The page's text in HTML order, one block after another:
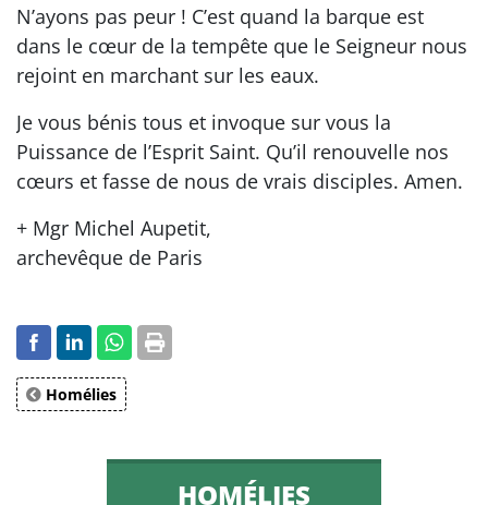
N’ayons pas peur ! C’est quand la barque est
dans le cœur de la tempête que le Seigneur nous
rejoint en marchant sur les eaux.
Je vous bénis tous et invoque sur vous la
Puissance de l’Esprit Saint. Qu’il renouvelle nos
cœurs et fasse de nous de vrais disciples. Amen.
+ Mgr Michel Aupetit,
archevêque de Paris
Homélies
HOMÉLIES